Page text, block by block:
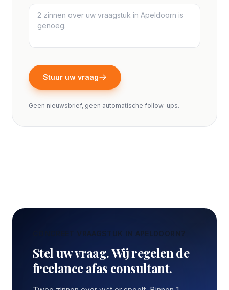
Stuur uw vraag
Geen nieuwsbrief, geen automatische follow-ups.
CONCREET VRAAGSTUK IN APELDOORN?
Stel uw vraag. Wij regelen de
freelance afas consultant.